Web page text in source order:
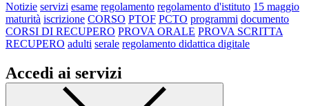
Notizie servizi esame regolamento regolamento d'istituto 15 maggio
maturità iscrizione CORSO PTOF PCTO programmi documento
CORSI DI RECUPERO PROVA ORALE PROVA SCRITTA
RECUPERO adulti serale regolamento didattica digitale
Accedi ai servizi